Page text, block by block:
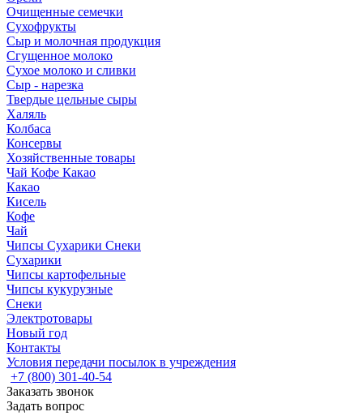
Очищенные семечки
Сухофрукты
Сыр и молочная продукция
Сгущенное молоко
Сухое молоко и сливки
Сыр - нарезка
Твердые цельные сыры
Халяль
Колбаса
Консервы
Хозяйственные товары
Чай Кофе Какао
Какао
Кисель
Кофе
Чай
Чипсы Сухарики Снеки
Сухарики
Чипсы картофельные
Чипсы кукурузные
Снеки
Электротовары
Новый год
Контакты
Условия передачи посылок в учреждения
+7 (800) 301-40-54
Заказать звонок
Задать вопрос